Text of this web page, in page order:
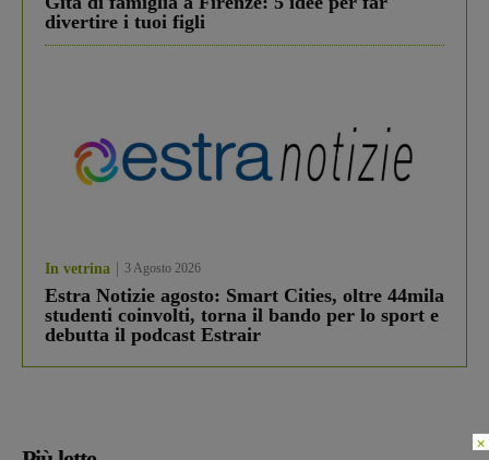
divertire i tuoi figli
In vetrina 3 Agosto 2026
Estra Notizie agosto: Smart Cities, oltre 44mila
studenti coinvolti, torna il bando per lo sport e
debutta il podcast Estrair
×